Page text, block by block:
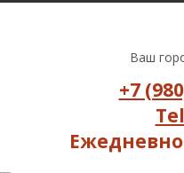
ДОСТАВКА И ОПЛАТА
Ваш
+7
Ежедневно